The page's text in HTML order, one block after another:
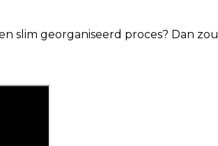
slim georganiseerd proces? Dan zou